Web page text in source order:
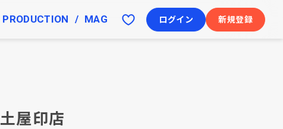
PRODUCTION MAG ログイン 新規登録
土屋印店